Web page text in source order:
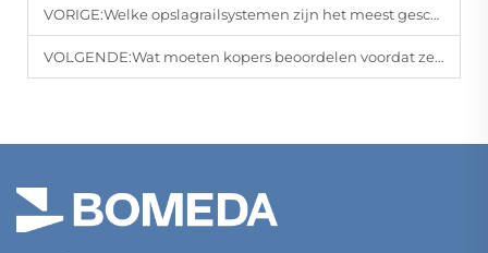
VORIGE:Welke opslagrailsystemen zijn het meest geschikt voor commerciële toepassingen?
VOLGENDE:Wat moeten kopers beoordelen voordat ze een kastopsluiteroplossing kiezen?